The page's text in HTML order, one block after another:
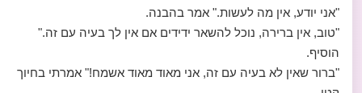
"אני יודע, אין מה לעשות." אמר בהבנה.
"טוב, אין ברירה, נוכל להשאר ידידים אם אין לך בעיה עם זה."
הוסיף.
"ברור שאין לא בעיה עם זה, אני מאוד מאוד אשמח!" אמרתי בחיוך